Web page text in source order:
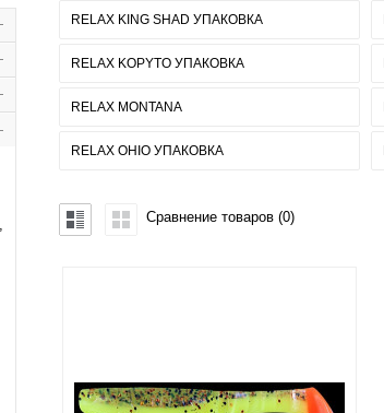
RELAX KING SHAD УПАКОВКА
RELAX KOPYTO УПАКОВКА
RELAX MONTANA
RELAX OHIO УПАКОВКА
Сравнение товаров (0)